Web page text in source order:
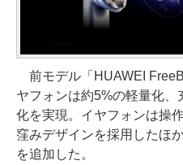
前モデル「HUAWEI
ヤフォンは約5%の軽量化
化を実現。イヤフォンは操
窪みデザインを採用したほ
を追加した。